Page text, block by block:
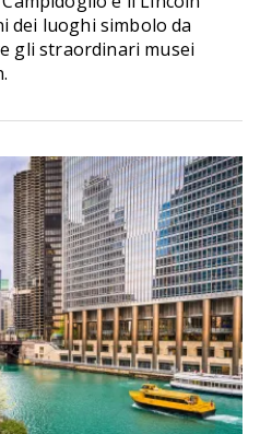
dei luoghi simbolo da
gli straordinari musei